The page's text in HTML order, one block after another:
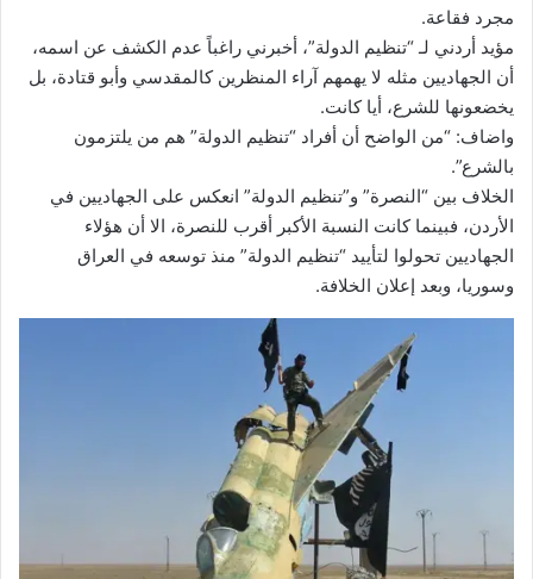
مجرد فقاعة.
مؤيد أردني لـ “تنظيم الدولة”، أخبرني راغباً عدم الكشف عن اسمه،
أن الجهاديين مثله لا يهمهم آراء المنظرين كالمقدسي وأبو قتادة، بل
يخضعونها للشرع، أيا كانت.
واضاف: “من الواضح أن أفراد “تنظيم الدولة” هم من يلتزمون
بالشرع”.
الخلاف بين “النصرة” و”تنظيم الدولة” انعكس على الجهاديين في
الأردن، فبينما كانت النسبة الأكبر أقرب للنصرة، الا أن هؤلاء
الجهاديين تحولوا لتأييد “تنظيم الدولة” منذ توسعه في العراق
وسوريا، وبعد إعلان الخلافة.